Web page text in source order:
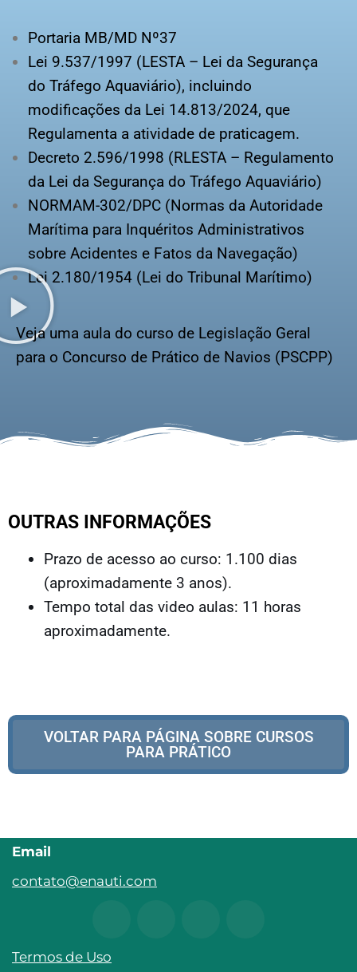
Portaria MB/MD Nº37
Lei 9.537/1997 (LESTA – Lei da Segurança
do Tráfego Aquaviário), incluindo
modificações da Lei 14.813/2024, que
Regulamenta a atividade de praticagem.
Decreto 2.596/1998 (RLESTA – Regulamento
da Lei da Segurança do Tráfego Aquaviário)
NORMAM-302/DPC (Normas da Autoridade
Marítima para Inquéritos Administrativos
sobre Acidentes e Fatos da Navegação)
Lei 2.180/1954 (Lei do Tribunal Marítimo)
Veja uma aula do curso de Legislação Geral
para o Concurso de Prático de Navios (PSCPP)
OUTRAS INFORMAÇÕES
Prazo de acesso ao curso: 1.100 dias
(aproximadamente 3 anos).
Tempo total das video aulas: 11 horas
aproximadamente.
VOLTAR PARA PÁGINA SOBRE CURSOS
PARA PRÁTICO
Email
contato@enauti.com
Termos de Uso